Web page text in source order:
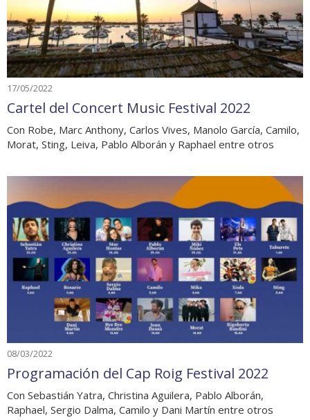
17/05/2022
Cartel del Concert Music Festival 2022
Con Robe, Marc Anthony, Carlos Vives, Manolo García, Camilo,
Morat, Sting, Leiva, Pablo Alborán y Raphael entre otros
08/03/2022
Programación del Cap Roig Festival 2022
Con Sebastián Yatra, Christina Aguilera, Pablo Alborán,
Raphael, Sergio Dalma, Camilo y Dani Martín entre otros